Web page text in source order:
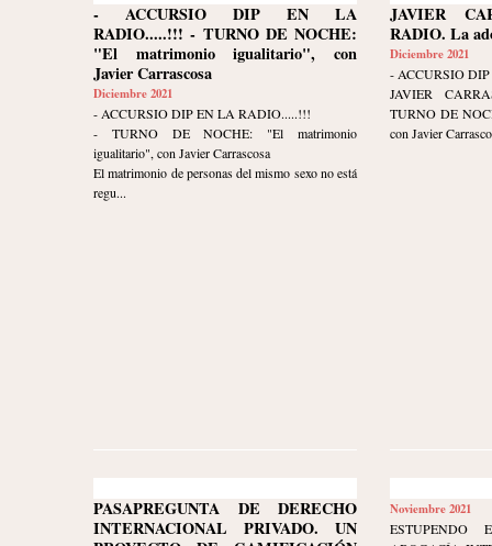
- ACCURSIO DIP EN LA
RADIO.....!!! - TURNO DE NOCHE:
"El matrimonio igualitario", con
Javier Carrascosa
Diciembre 2021
- ACCURSIO DIP EN LA RADIO.....!!!
- TURNO DE NOCHE: "El matrimonio
igualitario", con Javier Carrascosa
El matrimonio de personas del mismo sexo no está
regu...
JAVIER
RADIO. La
Diciembre 2021
- ACCURSIO
JAVIER
TURNO DE
con Javier
PASAPREGUNTA DE DERECHO
INTERNACIONAL PRIVADO. UN
Noviembre 2021